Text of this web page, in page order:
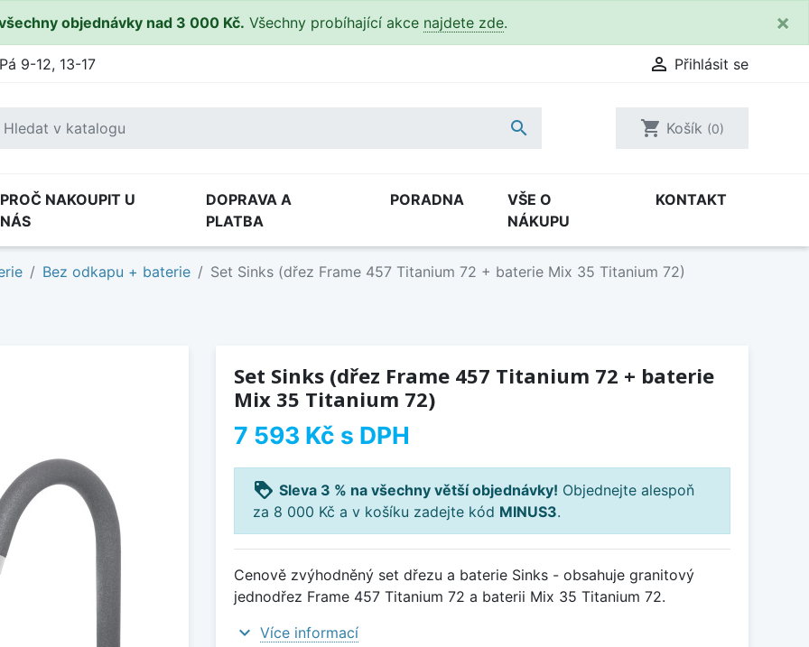
objednávky nad 3 000 Kč. Všechny probíhající akce najdete zde. ×
9-12, 13-17  Přihlásit se
 shopping_cart Košík (0)
PROČ NAKOUPIT U
NÁS
DOPRAVA A
PLATBA
PORADNA
VŠE O
NÁKUPU
KONTAKT
Bez odkapu + baterie Set Sinks (dřez Frame 457 Titanium 72 + baterie Mix 35 Titanium 72)
Set Sinks (dřez Frame 457 Titanium 72 + baterie
Mix 35 Titanium 72)
7 593 Kč s DPH
loyalty Sleva 3 % na všechny větší objednávky! Objednejte alespoň
za 8 000 Kč a v košíku zadejte kód MINUS3.
Cenově zvýhodněný set dřezu a baterie Sinks - obsahuje granitový
jednodřez Frame 457 Titanium 72 a baterii Mix 35 Titanium 72.
expand_more Více informací